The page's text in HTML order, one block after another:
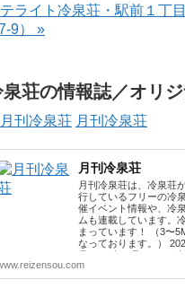
ライト冷泉荘・駅前１丁
9） »
泉荘の情報誌／オリ
月刊冷泉荘
月刊冷泉荘
月刊冷泉荘は、冷泉荘
行しているフリーの冷
催イベント情報や、冷
ムも連載しています。
まっています！ （3〜
なっております。）
2025年 3月 2023年 4月
年 4月 〜 2023年 3月